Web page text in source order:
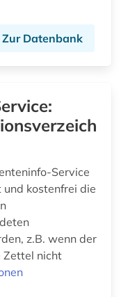
Zur Datenbank
Service
kostenfrei die
z.B. wenn der
Zettel nicht